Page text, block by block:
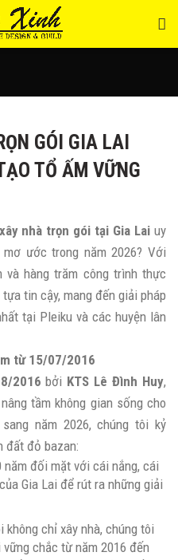
GÓI GIA LAI
TỔ ẤM VỮNG
xây nhà trọn gói tại Gia Lai uy
ước trong năm 2026? Với
và hàng trăm công trình thực
tin cậy, mang đến giải pháp
tại Pleiku và các huyện lân
từ 15/07/2016
2016 bởi KTS Lê Đình Huy,
tầm không gian sống cho
năm 2026, chúng tôi kỷ
đất đỏ bazan:
năm đối mặt với cái nắng, cái
Gia Lai để rút ra những giải
không chỉ xây nhà, chúng tôi
chắc từ năm 2016 đến